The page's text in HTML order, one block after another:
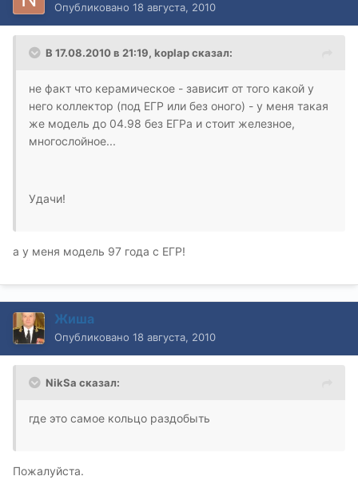
Опубликовано 18 августа, 2010
В 17.08.2010 в 21:19, koplap сказал:
не факт что керамическое - зависит от того какой у
него коллектор (под ЕГР или без оного) - у меня такая
же модель до 04.98 без ЕГРа и стоит железное,
многослойное...
Удачи!
а у меня модель 97 года с ЕГР!
Жиша
Опубликовано 18 августа, 2010
NikSa сказал:
где это самое кольцо раздобыть
Пожалуйста.